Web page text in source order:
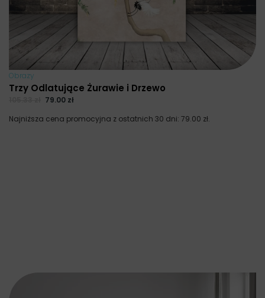
Obrazy
Trzy Odlatujące Żurawie i Drzewo
79.00 zł
Najniższa cena promocyjna z ostatnich 30 dni: 79.00 zł.